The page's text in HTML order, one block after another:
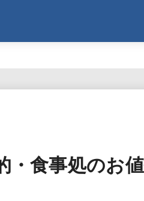
・食事処のお